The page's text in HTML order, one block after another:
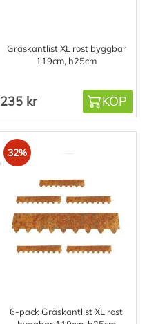
Gräskantlist XL rost byggbar
119cm, h25cm
235 kr KÖP
32%
6-pack Gräskantlist XL rost